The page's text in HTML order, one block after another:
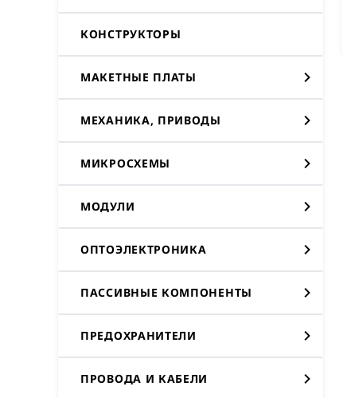
КОНСТРУКТОРЫ
МАКЕТНЫЕ ПЛАТЫ
МЕХАНИКА, ПРИВОДЫ
МИКРОСХЕМЫ
МОДУЛИ
ОПТОЭЛЕКТРОНИКА
ПАССИВНЫЕ КОМПОНЕНТЫ
ПРЕДОХРАНИТЕЛИ
ПРОВОДА И КАБЕЛИ